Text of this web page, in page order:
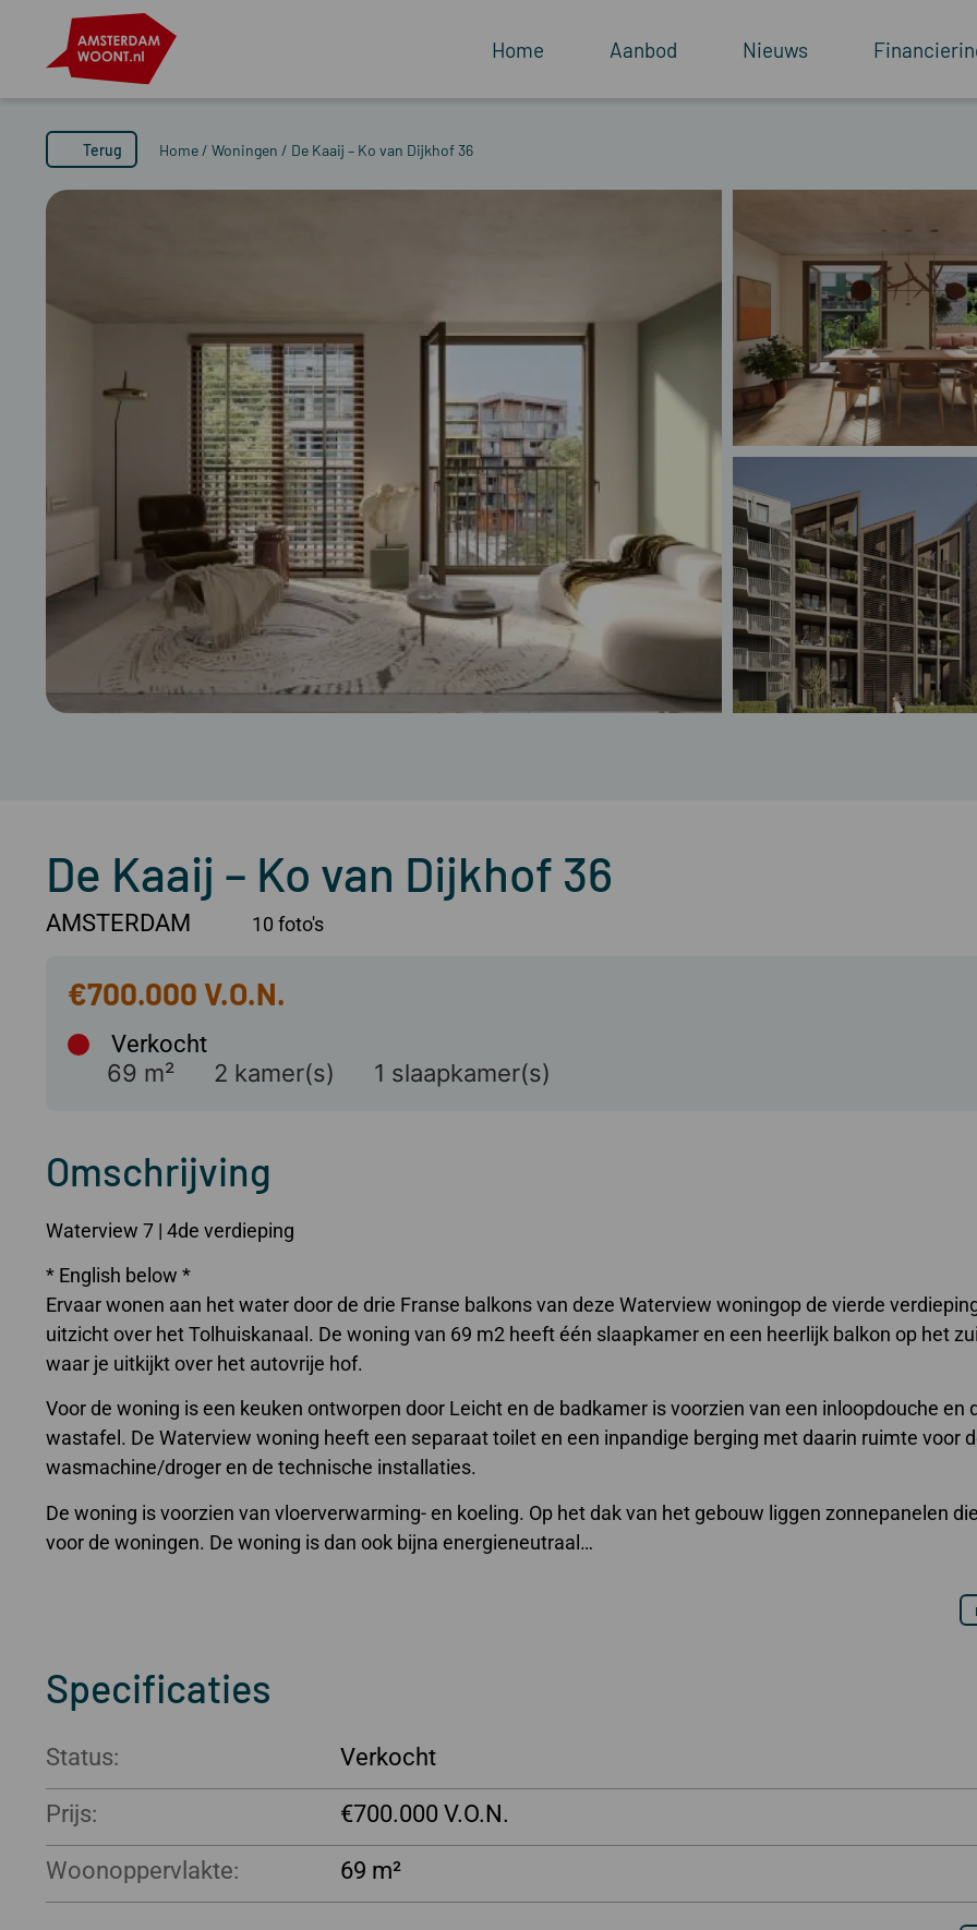
Home Aanbod Nieuws
Terug Home / Woningen / De Kaaij – Ko van Dijkhof 36
De Kaaij – Ko van Dijkhof 36
AMSTERDAM 10 foto's
€700.000
Verkocht
69 m² 2 kamer(s) 1 slaapkamer(s)
Omschrijving
Waterview 7 | 4de verdieping
* English below *
Ervaar wonen aan het water door de drie Franse balkons van deze Waterview woningop de vierde
uitzicht over het Tolhuiskanaal. De woning van 69 m2 heeft één slaapkamer en een heerlijk balkon op het
waar je uitkijkt over het autovrije hof.
Voor de woning is een keuken ontworpen door Leicht en de badkamer is voorzien van een inloopdouche en
wastafel. De Waterview woning heeft een separaat toilet en een inpandige berging met daarin ruimte voor
wasmachine/droger en de technische installaties.
De woning is voorzien van vloerverwarming- en koeling. Op het dak van het gebouw liggen zonnepanelen
voor de woningen. De woning is dan ook bijna energieneutraal…
Specificaties
Status: Verkocht
Prijs: €700.000
Woonoppervlakte: 69 m²